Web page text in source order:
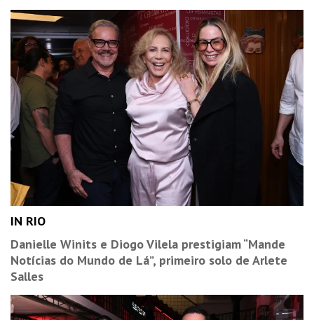
IN RIO
Danielle Winits e Diogo Vilela prestigiam “Mande
Notícias do Mundo de Lá”, primeiro solo de Arlete
Salles